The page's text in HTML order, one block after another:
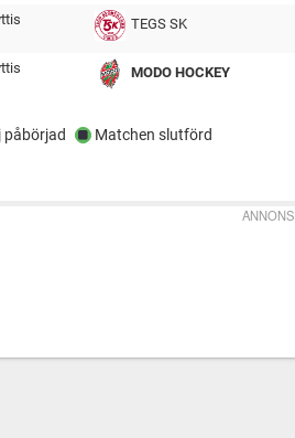
TEGS SK
MODO HOCKEY
påbörjad Matchen slutförd
ANNONS